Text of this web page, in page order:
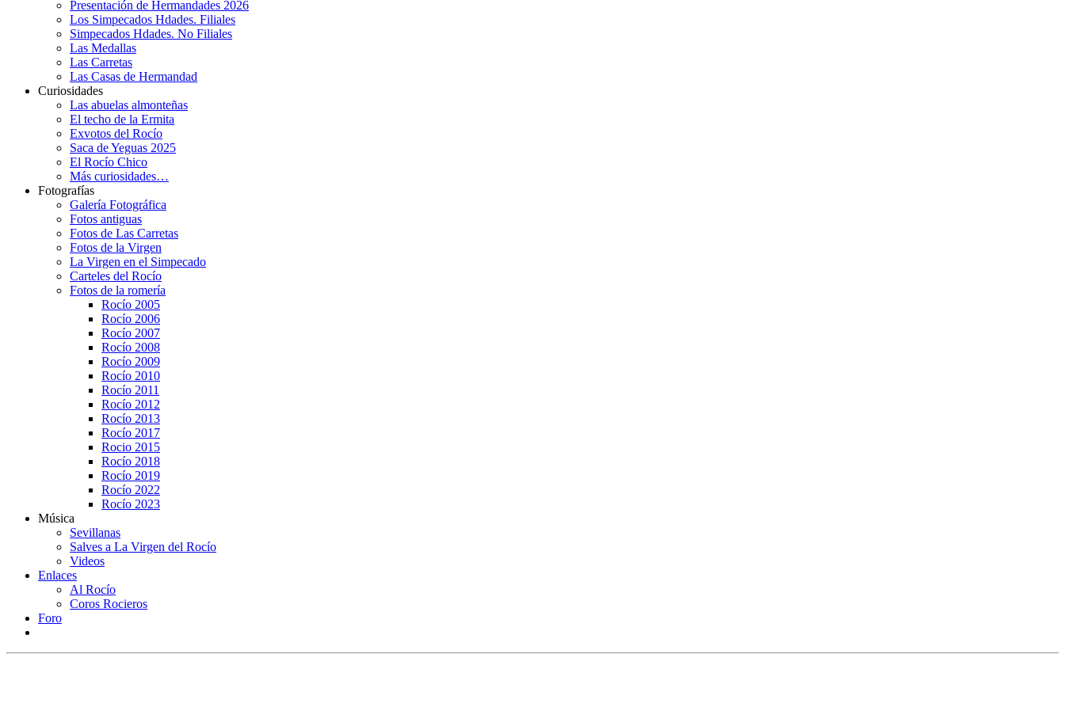
Presentación de Hermandades 2026
Los Simpecados Hdades. Filiales
Simpecados Hdades. No Filiales
Las Medallas
Las Carretas
Las Casas de Hermandad
Curiosidades
Las abuelas almonteñas
El techo de la Ermita
Exvotos del Rocío
Saca de Yeguas 2025
El Rocío Chico
Más curiosidades…
Fotografías
Galería Fotográfica
Fotos antiguas
Fotos de Las Carretas
Fotos de la Virgen
La Virgen en el Simpecado
Carteles del Rocío
Fotos de la romería
Rocío 2005
Rocío 2006
Rocío 2007
Rocío 2008
Rocío 2009
Rocío 2010
Rocío 2011
Rocío 2012
Rocío 2013
Rocío 2017
Rocio 2015
Rocío 2018
Rocío 2019
Rocío 2022
Rocío 2023
Música
Sevillanas
Salves a La Virgen del Rocío
Videos
Enlaces
Al Rocío
Coros Rocieros
Foro